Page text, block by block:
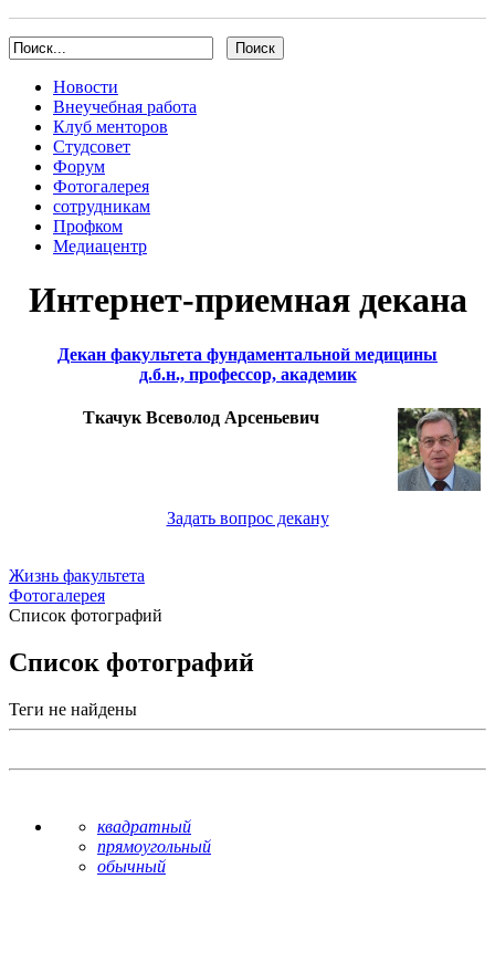
Новости
Внеучебная работа
Клуб менторов
Студсовет
Форум
Фотогалерея
сотрудникам
Профком
Медиацентр
Интернет-приемная декана
Декан факультета фундаментальной медицины
д.б.н., профессор, академик
Ткачук Всеволод Арсеньевич
Задать вопрос декану
Жизнь факультета
Фотогалерея
Список фотографий
Список фотографий
Теги не найдены
квадратный
прямоугольный
обычный